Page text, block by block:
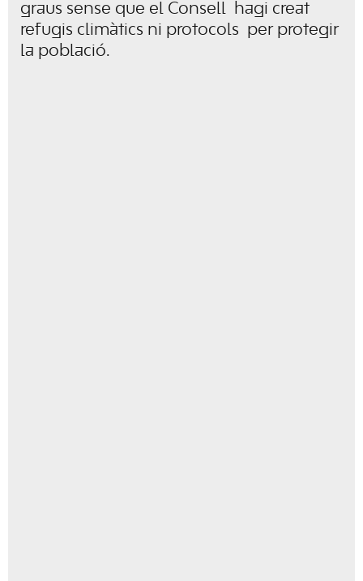
graus sense que el Consell hagi creat
refugis climàtics ni protocols per protegir
la població.